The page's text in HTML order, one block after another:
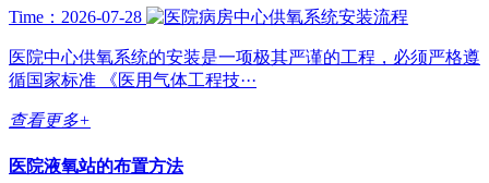
Time：2026-07-28
医院中心供氧系统的安装是一项极其严谨的工程，必须严格遵
循国家标准 《医用气体工程技···
查看更多+
医院液氧站的布置方法